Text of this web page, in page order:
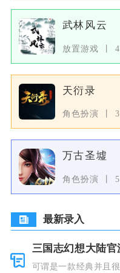
武林风云
放置游戏
天衍录
角色扮演
万古圣墟
角色扮演
最新录入
三国志幻想大陆
可谓是一款经典并且